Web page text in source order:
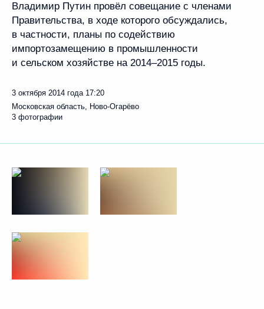
Владимир Путин провёл совещание с членами
Правительства, в ходе которого обсуждались,
в частности, планы по содействию
импортозамещению в промышленности
и сельском хозяйстве на 2014–2015 годы.
3 октября 2014 года 17:20
Московская область, Ново-Огарёво
3 фотографии